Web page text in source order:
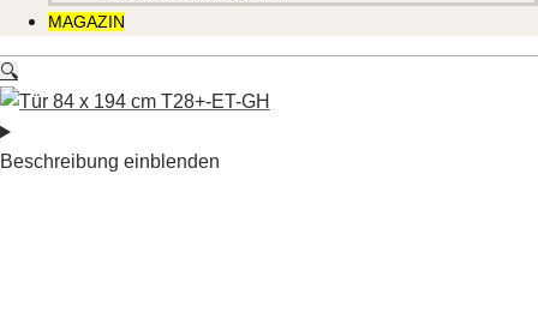
MAGAZIN
🔍
Beschreibung einblenden